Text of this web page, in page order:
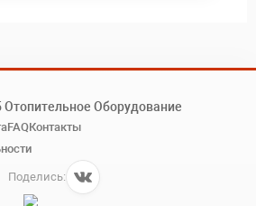
Оборудование
FAQКонтакты
Поделись: